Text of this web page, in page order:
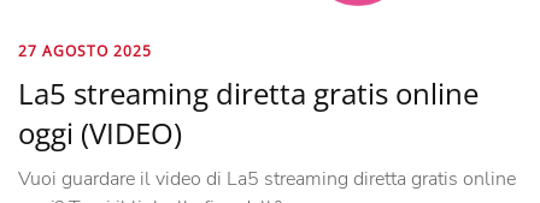
27 AGOSTO 2025
La5 streaming diretta gratis online
oggi (VIDEO)
Vuoi guardare il video di La5 streaming diretta gratis online